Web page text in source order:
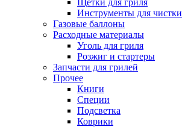
Инструменты для чистки
Газовые баллоны
Расходные материалы
Уголь для гриля
Розжиг и стартеры
Запчасти для грилей
Прочее
Книги
Специи
Подсветка
Коврики